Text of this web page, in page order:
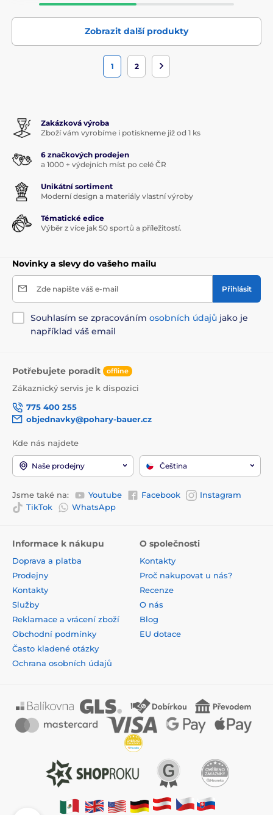
Zobrazit další produkty
1 2
Zakázková výroba
Zboží vám vyrobíme i potiskneme již od 1 ks
6 značkových prodejen
a 1000 + výdejních míst po celé ČR
Unikátní sortiment
Moderní design a materiály vlastní výroby
Tématické edice
Výběr z více jak 50 sportů a příležitostí.
Novinky a slevy do vašeho mailu
Zde napište váš e-mail Přihlásit
Souhlasím se zpracováním osobních údajů jako je
například váš email
Potřebujete poradit offline
Zákaznický servis je k dispozici
775 400 255
objednavky@pohary-bauer.cz
Kde nás najdete
Naše prodejny Čeština
Jsme také na: Youtube Facebook
Instagram
TikTok
WhatsApp
Informace k nákupu
Doprava a platba
Prodejny
Kontakty
Služby
Reklamace a vrácení zboží
Obchodní podmínky
Často kladené otázky
Ochrana osobních údajů
O společnosti
Kontakty
Proč nakupovat u nás?
Recenze
O nás
Blog
EU dotace